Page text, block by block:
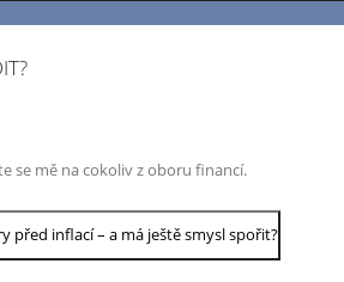
se mě na cokoliv z oboru financí.
před inflací – a má ještě smysl spořit?